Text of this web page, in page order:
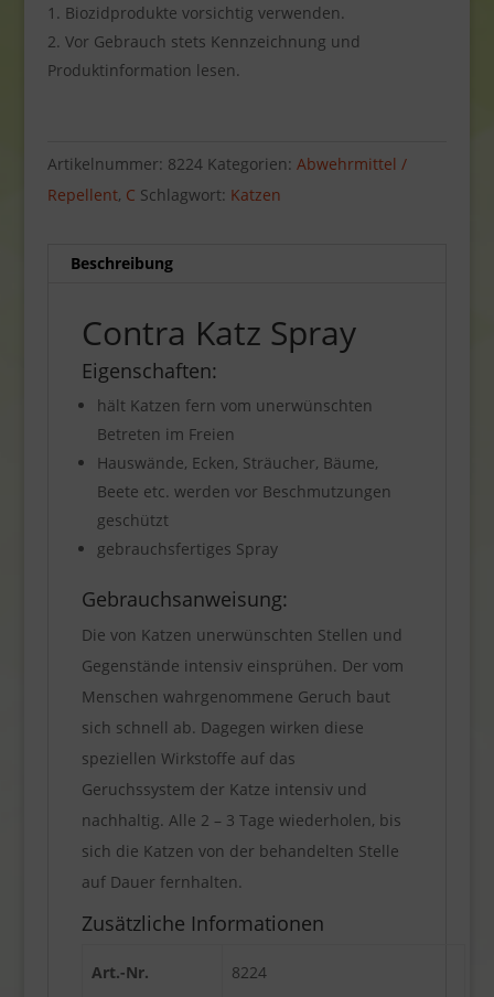
Biozidprodukte vorsichtig verwenden.
Vor Gebrauch stets Kennzeichnung und
Produktinformation lesen.
Artikelnummer: 8224 Kategorien: Abwehrmittel /
Repellent, C Schlagwort: Katzen
Beschreibung
Contra Katz Spray
Eigenschaften:
hält Katzen fern vom unerwünschten
Betreten im Freien
Hauswände, Ecken, Sträucher, Bäume,
Beete etc. werden vor Beschmutzungen
geschützt
gebrauchsfertiges Spray
Gebrauchsanweisung:
Die von Katzen unerwünschten Stellen und
Gegenstände intensiv einsprühen. Der vom
Menschen wahrgenommene Geruch baut
sich schnell ab. Dagegen wirken diese
speziellen Wirkstoffe auf das
Geruchssystem der Katze intensiv und
nachhaltig. Alle 2 – 3 Tage wiederholen, bis
sich die Katzen von der behandelten Stelle
auf Dauer fernhalten.
Zusätzliche Informationen
Art.-Nr. 8224